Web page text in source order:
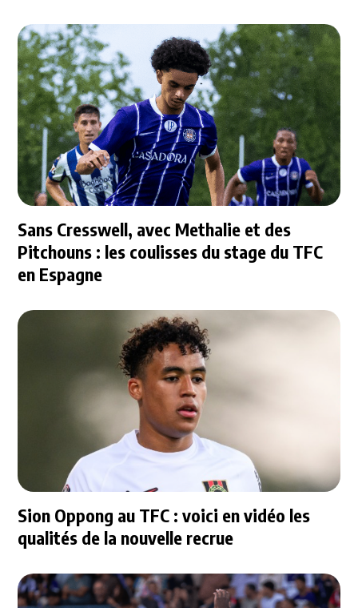
Sans Cresswell, avec Methalie et des
Pitchouns : les coulisses du stage du TFC
en Espagne
Sion Oppong au TFC : voici en vidéo les
qualités de la nouvelle recrue